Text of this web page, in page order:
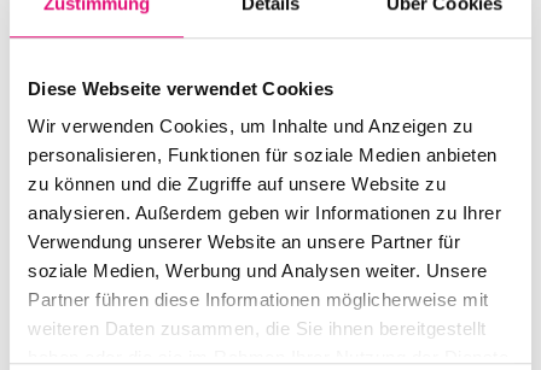
Diese Webseite verwendet Cookies
Wir verwenden Cookies, um Inhalte und Anzeigen zu
personalisieren, Funktionen für soziale Medien anbieten
zu können und die Zugriffe auf unsere Website zu
analysieren. Außerdem geben wir Informationen zu Ihrer
Verwendung unserer Website an unsere Partner für
soziale Medien, Werbung und Analysen weiter. Unsere
Partner führen diese Informationen möglicherweise mit
weiteren Daten zusammen, die Sie ihnen bereitgestellt
Search
Recent Posts
Teilnahme Hamburg/Mahnwache
Statement des Vorstandes des Berliner CSD e. V.
zum Anschlag beim 48. CSD